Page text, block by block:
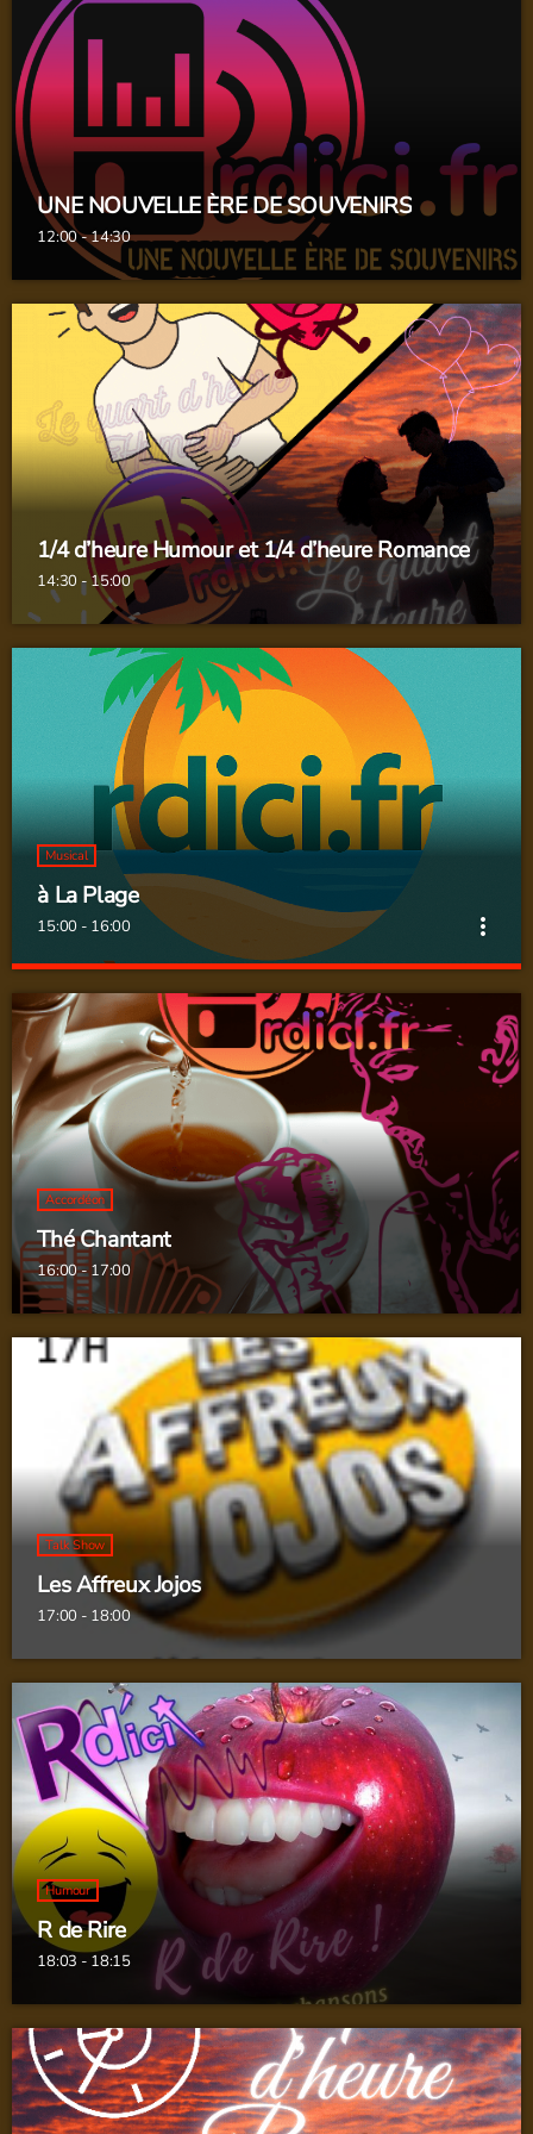
de l'été
UNE NOUVELLE ÈRE DE SOUVENIRS
12:00 - 14:30
1/4 d’heure Humour et 1/4 d’heure Romance
14:30 - 15:00
Musical
à La Plage
15:00 - 16:00 more_vert
à La Plage
1 heure aux rythme des succès d'été d'hier à aujourd'hui une
sélection de tubes "autobronzants" avec les incontournables
"slows d'été"
close
Accordéon
Thé Chantant
16:00 - 17:00
Talk Show
Les Affreux Jojos
17:00 - 18:00
Humour
R de Rire
18:03 - 18:15